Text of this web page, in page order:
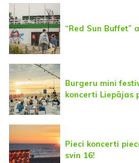
“Red Sun Buffet”
Burgeru mini
koncerti Liepājas
Pieci koncerti
svin 16!